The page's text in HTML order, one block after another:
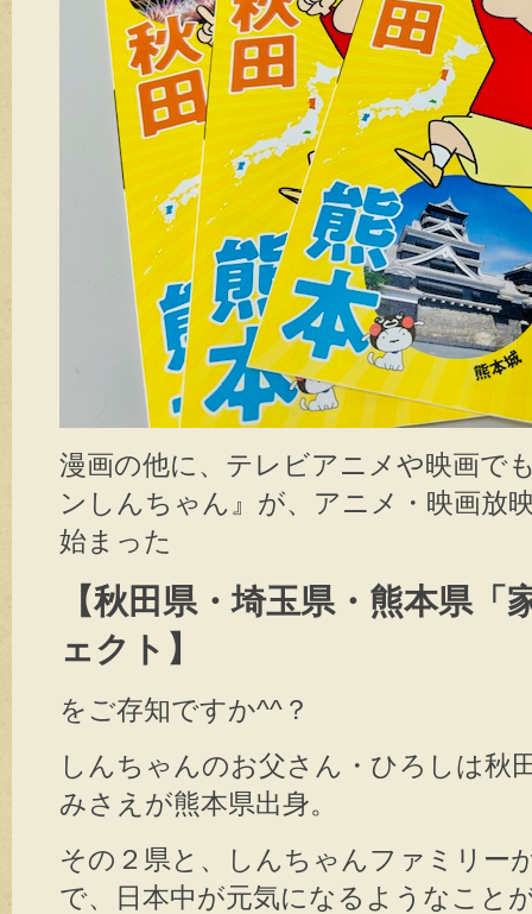
漫画の他に、テレビアニメや映画で
ンしんちゃん』が、アニメ・映画放
始まった
【秋田県・埼玉県・熊本県「
ェクト】
をご存知ですか^^？
しんちゃんのお父さん・ひろしは秋
みさえが熊本県出身。
その２県と、しんちゃんファミリー
で、日本中が元気になるようなこと